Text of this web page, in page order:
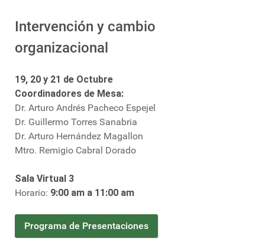
Intervención y cambio
organizacional
19, 20 y 21 de Octubre
Coordinadores de Mesa:
Dr. Arturo Andrés Pacheco Espejel
Dr. Guillermo Torres Sanabria
Dr. Arturo Hernández Magallon
Mtro. Remigio Cabral Dorado
Sala Virtual 3
Horario: 9:00 am a 11:00 am
Programa de Presentaciones